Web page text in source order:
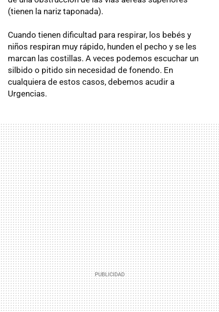
(tienen la nariz taponada).
Cuando tienen dificultad para respirar, los bebés y
niños respiran muy rápido, hunden el pecho y se les
marcan las costillas. A veces podemos escuchar un
silbido o pitido sin necesidad de fonendo. En
cualquiera de estos casos, debemos acudir a
Urgencias.